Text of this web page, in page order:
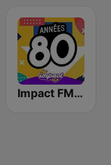
Impact FM - Années 80